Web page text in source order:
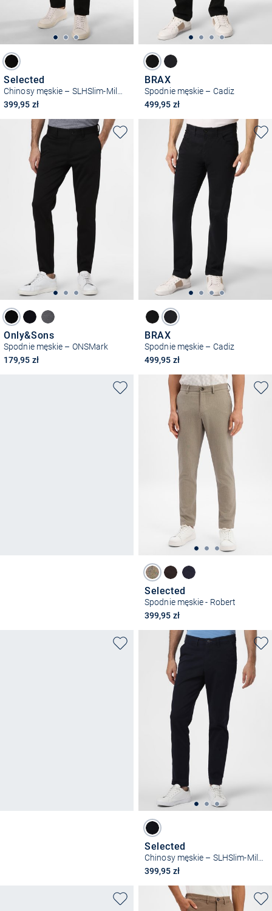
Selected
399,95 zł
BRAX
Spodnie męskie – Cadiz
499,95 zł
Only&Sons
Spodnie męskie – ONSMark
179,95 zł
BRAX
Spodnie męskie – Cadiz
499,95 zł
Selected
Spodnie męskie - Robert
399,95 zł
Selected
399,95 zł